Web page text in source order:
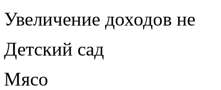
Увеличение доходов не
Детский сад
Мясо